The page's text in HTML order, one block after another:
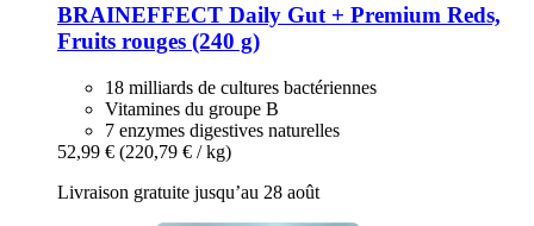
BRAINEFFECT Daily Gut + Premium Reds,
Fruits rouges (240 g)
18 milliards de cultures bactériennes
Vitamines du groupe B
7 enzymes digestives naturelles
52,99 € (220,79 € / kg)
Livraison gratuite jusqu’au 28 août